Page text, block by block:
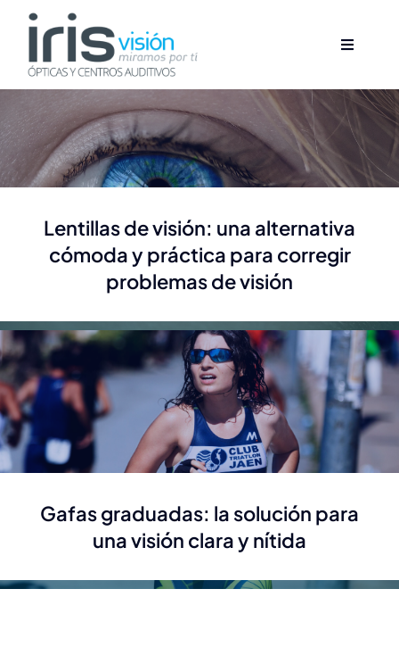
Saltar
contenido
Toggle
Inicio
Nosotros
Servicios
Blog
Contacto
Toggle
Inicio
Nosotros
Servicios
Blog
Contacto
lentillas de visión: una alternativa
cómoda y práctica para corregir
problemas de visión
gafas graduadas: la solución para
una visión clara y nítida